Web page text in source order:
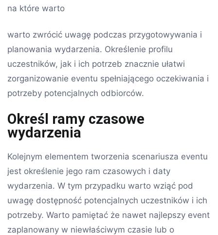
na które warto
warto zwrócić uwagę podczas przygotowywania i
planowania wydarzenia. Określenie profilu
uczestników, jak i ich potrzeb znacznie ułatwi
zorganizowanie eventu spełniającego oczekiwania i
potrzeby potencjalnych odbiorców.
Określ ramy czasowe
wydarzenia
Kolejnym elementem tworzenia scenariusza eventu
jest określenie jego ram czasowych i daty
wydarzenia. W tym przypadku warto wziąć pod
uwagę dostępność potencjalnych uczestników i ich
potrzeby. Warto pamiętać że nawet najlepszy event
zaplanowany w niewłaściwym czasie lub o